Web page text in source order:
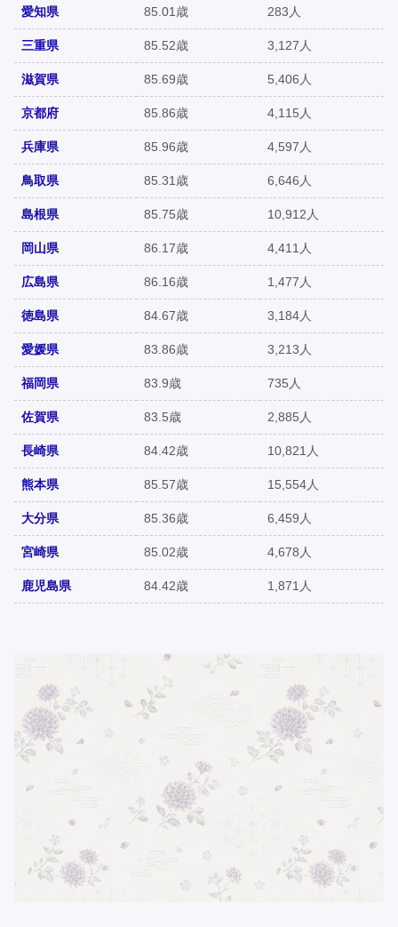
愛知県 85.01歳 283人
三重県 85.52歳 3,127人
滋賀県 85.69歳 5,406人
京都府 85.86歳 4,115人
兵庫県 85.96歳 4,597人
鳥取県 85.31歳 6,646人
島根県 85.75歳 10,912人
岡山県 86.17歳 4,411人
広島県 86.16歳 1,477人
徳島県 84.67歳 3,184人
愛媛県 83.86歳 3,213人
福岡県 83.9歳 735人
佐賀県 83.5歳 2,885人
長崎県 84.42歳 10,821人
熊本県 85.57歳 15,554人
大分県 85.36歳 6,459人
宮崎県 85.02歳 4,678人
鹿児島県 84.42歳 1,871人